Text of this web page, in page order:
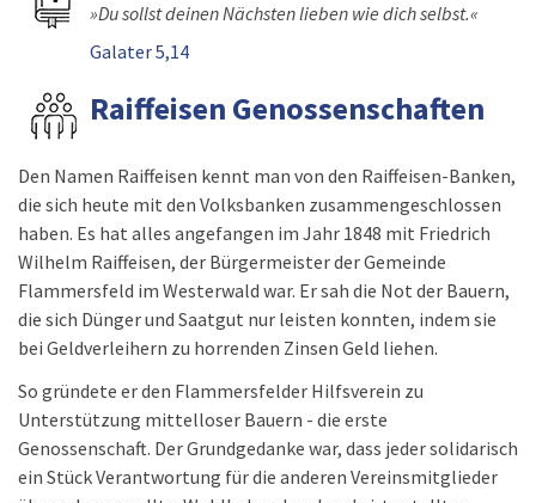
»Du sollst deinen Nächsten lieben wie dich selbst.«
Galater 5,14
Raiffeisen Genossenschaften
Den Namen Raiffeisen kennt man von den Raiffeisen-Banken,
die sich heute mit den Volksbanken zusammengeschlossen
haben. Es hat alles angefangen im Jahr 1848 mit Friedrich
Wilhelm Raiffeisen, der Bürgermeister der Gemeinde
Flammersfeld im Westerwald war. Er sah die Not der Bauern,
die sich Dünger und Saatgut nur leisten konnten, indem sie
bei Geldverleihern zu horrenden Zinsen Geld liehen.
So gründete er den Flammersfelder Hilfsverein zu
Unterstützung mittelloser Bauern - die erste
Genossenschaft. Der Grundgedanke war, dass jeder solidarisch
ein Stück Verantwortung für die anderen Vereinsmitglieder